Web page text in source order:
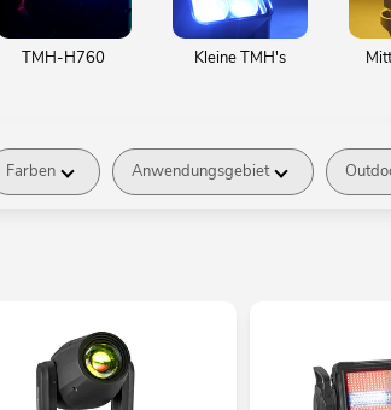
TMH-H760 Kleine TMH's
Farben Anwendungsgebiet